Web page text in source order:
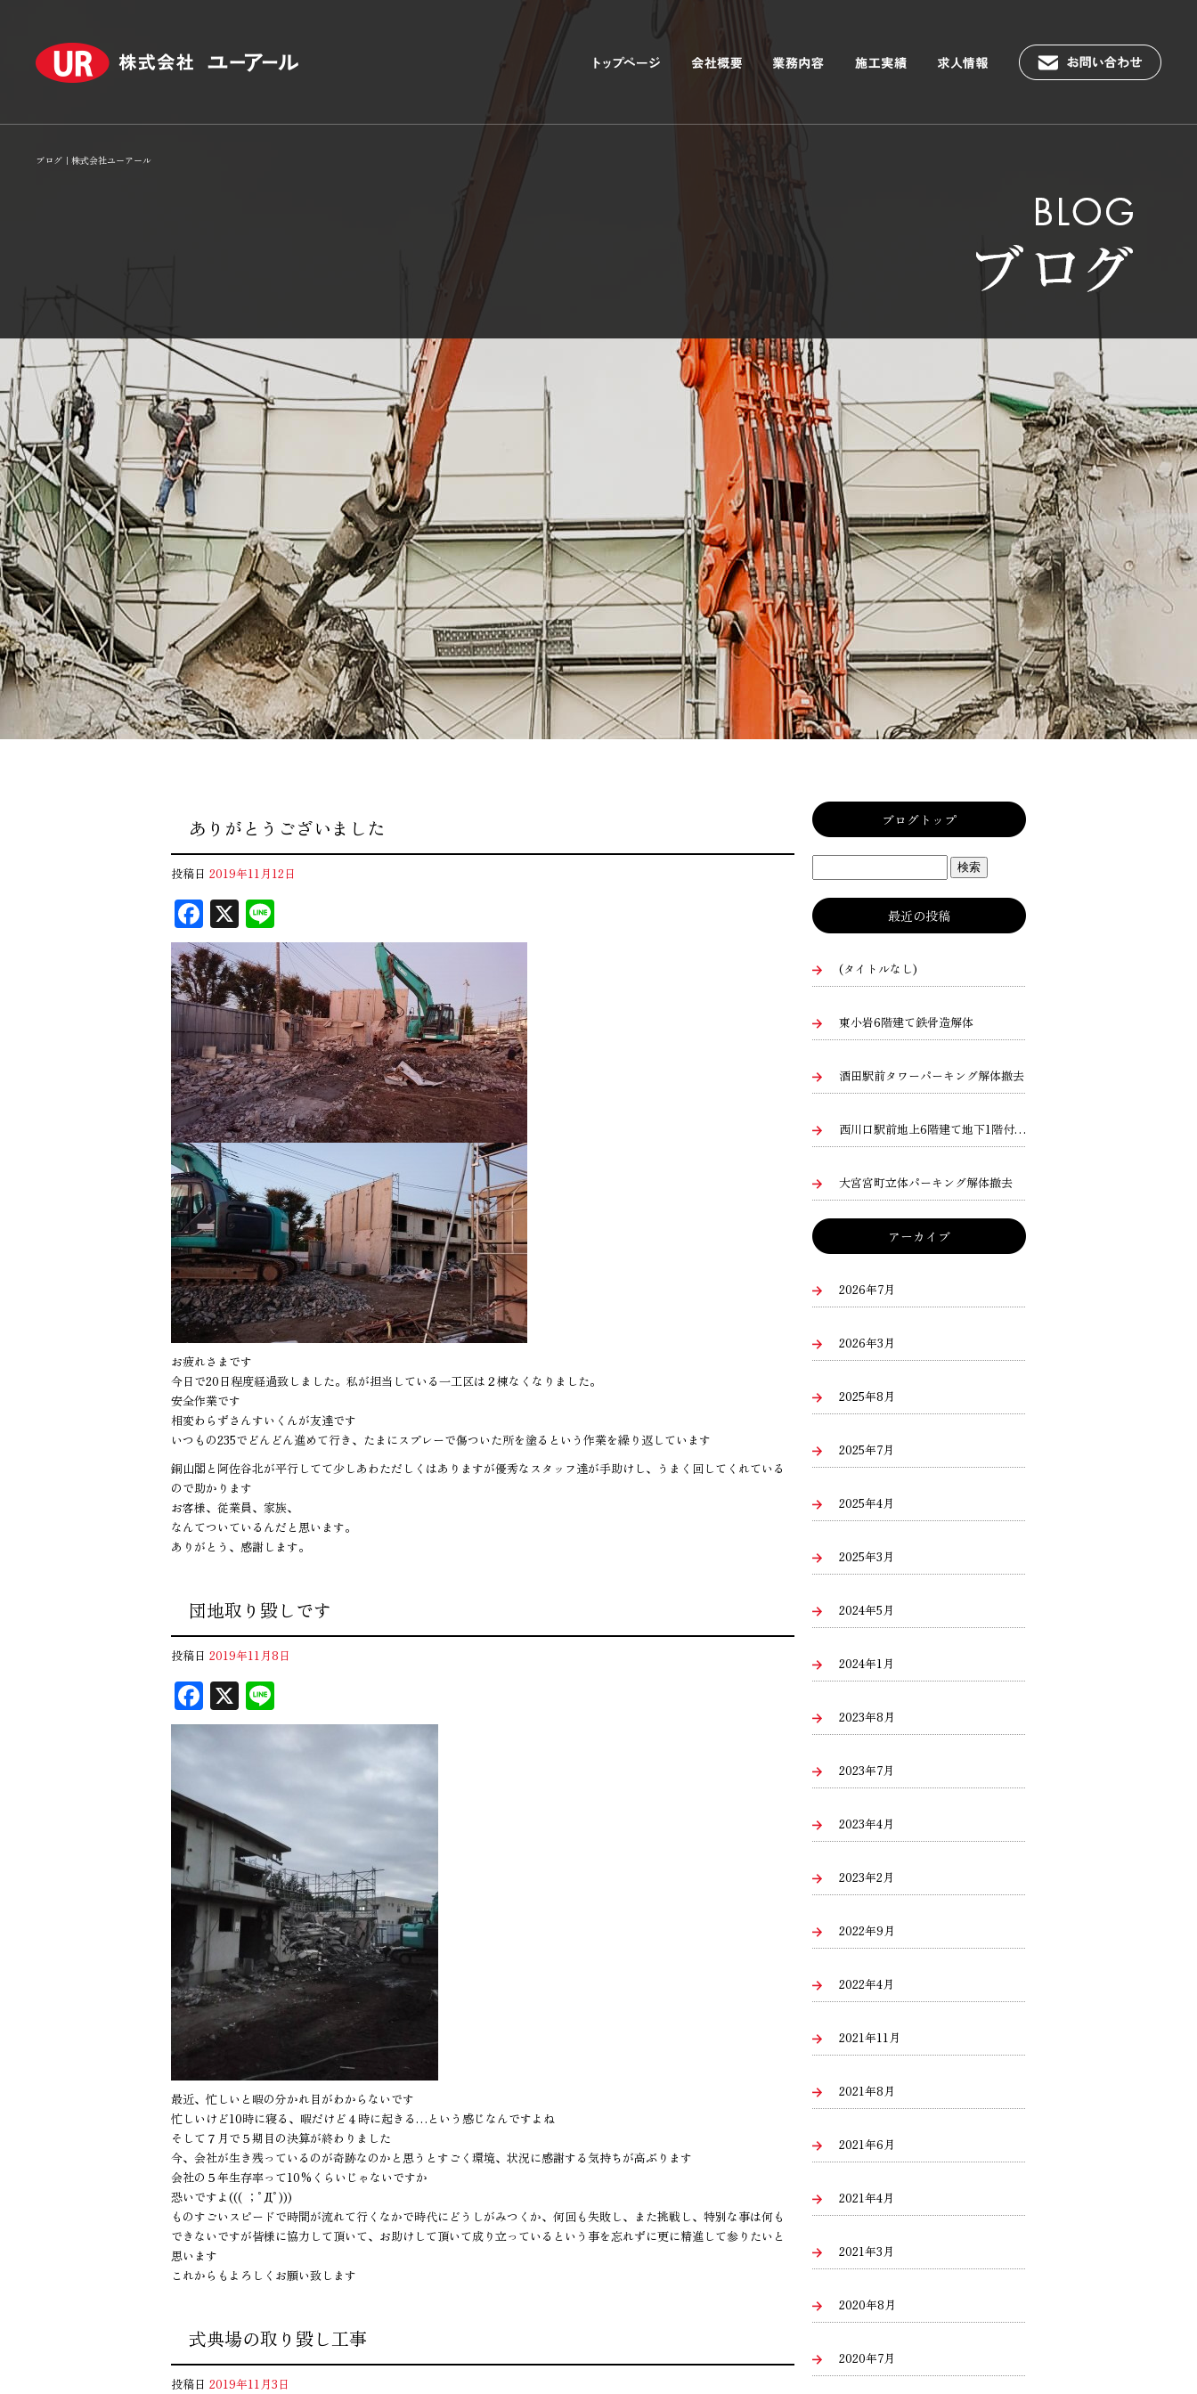
ブログ｜株式会社ユーアール
ありがとうございました
投稿日 2019年11月12日
F
ac
eb
oo
k
X
n
e
お疲れさまです
今日で20日程度経過致しました。私が担当している一工区は２棟なくなりました。
安全作業です
相変わらずさんすいくんが友達です
いつもの235でどんどん進めて行き、たまにスプレーで傷ついた所を塗るという作業を繰り返しています
銅山閣と阿佐谷北が平行してて少しあわただしくはありますが優秀なスタッフ達が手助けし、うまく回してくれている
ので助かります
お客様、従業員、家族、
なんてついているんだと思います。
ありがとう、感謝します。
団地取り毀しです
投稿日 2019年11月8日
F
ac
eb
k
X
n
e
最近、忙しいと暇の分かれ目がわからないです
忙しいけど10時に寝る、暇だけど４時に起きる…という感じなんですよね
そして７月で５期目の決算が終わりました
今、会社が生き残っているのが奇跡なのかと思うとすごく環境、状況に感謝する気持ちが高ぶります
会社の５年生存率って10%くらいじゃないですか
恐いですよ((( ；ﾟДﾟ)))
ものすごいスピードで時間が流れて行くなかで時代にどうしがみつくか、何回も失敗し、また挑戦し、特別な事は何も
できないですが皆様に協力して頂いて、お助けして頂いて成り立っているという事を忘れずに更に精進して参りたいと
思います
これからもよろしくお願い致します
式典場の取り毀し工事
投稿日 2019年11月3日
ブログトップ
最近の投稿
(タイトルなし)
東小岩6階建て鉄骨造解体
酒田駅前タワーパーキング解体撤去
西川口駅前地上6階建て地下1階付き建物二棟
大宮宮町立体パーキング解体撤去
アーカイブ
2026年7月
2026年3月
2025年8月
2025年7月
2025年4月
2025年3月
2024年5月
2024年1月
2023年8月
2023年7月
2023年4月
2023年2月
2022年9月
2022年4月
2021年11月
2021年8月
2021年6月
2021年4月
2021年3月
2020年8月
2020年7月